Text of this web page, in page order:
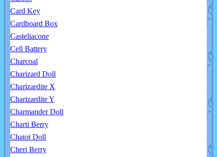
Card Key
Cardboard Box
Casteliacone
Cell Battery
Charcoal
Charizard Doll
Charizardite X
Charizardite Y
Charmander Doll
Charti Berry
Chatot Doll
Cheri Berry